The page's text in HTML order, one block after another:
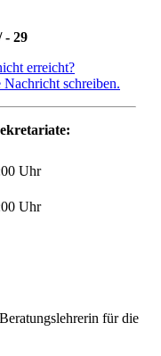
- 29
erreicht?
Nachricht schreiben.
Uhr
Uhr
für die